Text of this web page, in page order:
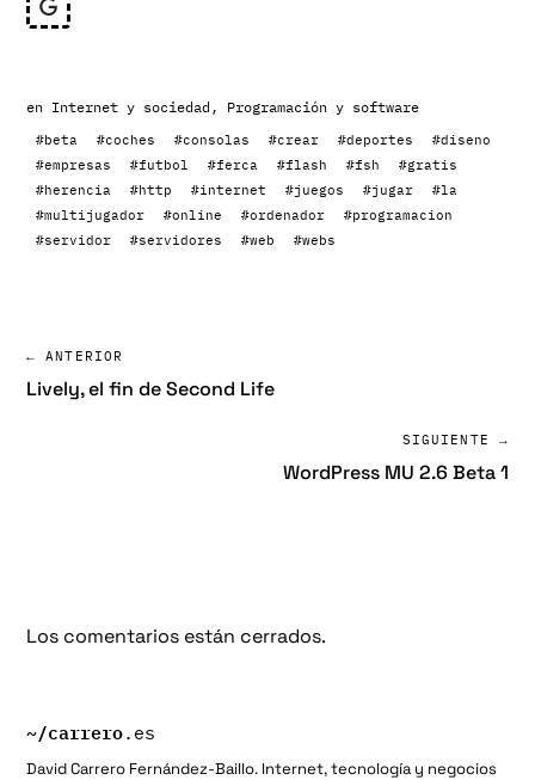
en Internet y sociedad , Programación y software
#beta #coches #consolas #crear #deportes
#diseno
#empresas
#futbol #ferca #flash #fsh
#gratis
#herencia
#http #internet #juegos #jugar
#la
#multijugador
#online #ordenador
#programacion
#servidor
#servidores #web #webs
← ANTERIOR
Lively, el fin de Second Life
SIGUIENTE →
WordPress MU 2.6 Beta 1
Los comentarios están cerrados.
~/carrero.es
David Carrero Fernández-Baillo. Internet, tecnología y negocios